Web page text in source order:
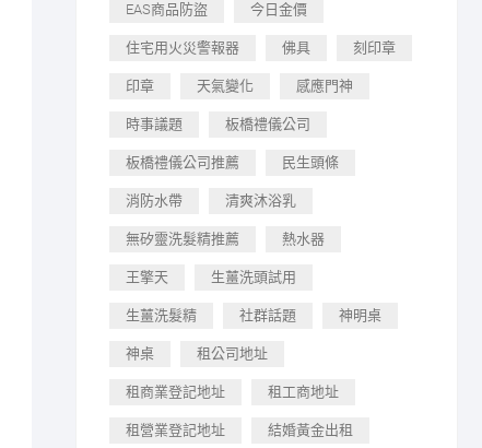
EAS商品防盜 今日金價
住宅用火災警報器 佛具 刻印章
印章 天氣變化 感應門神
時事議題 板橋禮儀公司
板橋禮儀公司推薦 民生頭條
消防水帶 清爽沐浴乳
無矽靈洗髮精推薦 熱水器
王擎天 生薑洗頭試用
生薑洗髮精 社群話題 神明桌
神桌 租公司地址
租商業登記地址 租工商地址
租營業登記地址 結婚黃金出租